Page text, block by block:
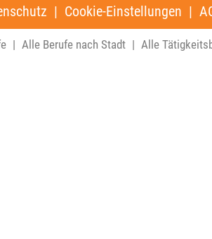
| Cookie-Einstellungen |
| Alle Berufe nach Stadt | Alle